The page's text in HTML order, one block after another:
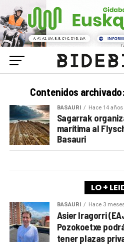
Contenidos
BASAURI Hace 14 años
Sagarrak
marítima al
Basauri
LO +
BASAURI Hace 3
Asier Iragorri
Pozokoetxe
tener plazas